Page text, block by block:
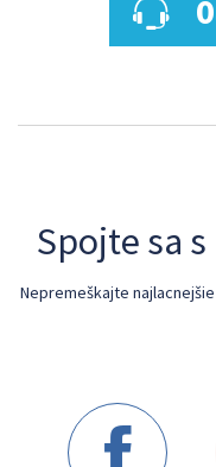
Spojte sa
Nepremeškajte